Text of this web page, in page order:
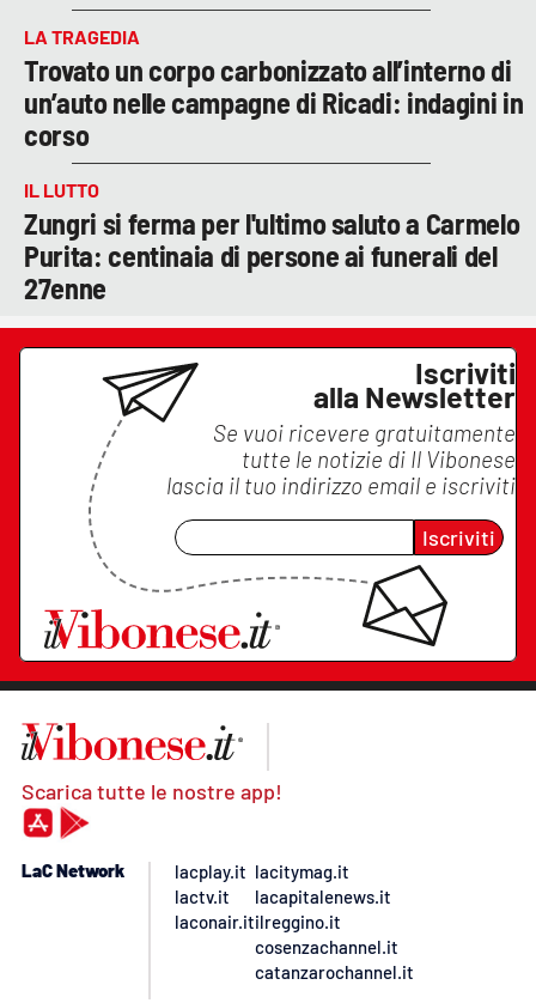
LA TRAGEDIA
Trovato un corpo carbonizzato all’interno di
un’auto nelle campagne di Ricadi: indagini in
corso
IL LUTTO
Zungri si ferma per l'ultimo saluto a Carmelo
Purita: centinaia di persone ai funerali del
27enne
Iscriviti
alla Newsletter
Se vuoi ricevere gratuitamente
tutte le notizie di Il Vibonese
lascia il tuo indirizzo email e iscriviti
Iscriviti
Scarica tutte le nostre app!
LaC Network
lacplay.it
lactv.it
laconair.it
lacitymag.it
lacapitalenews.it
ilreggino.it
cosenzachannel.it
catanzarochannel.it